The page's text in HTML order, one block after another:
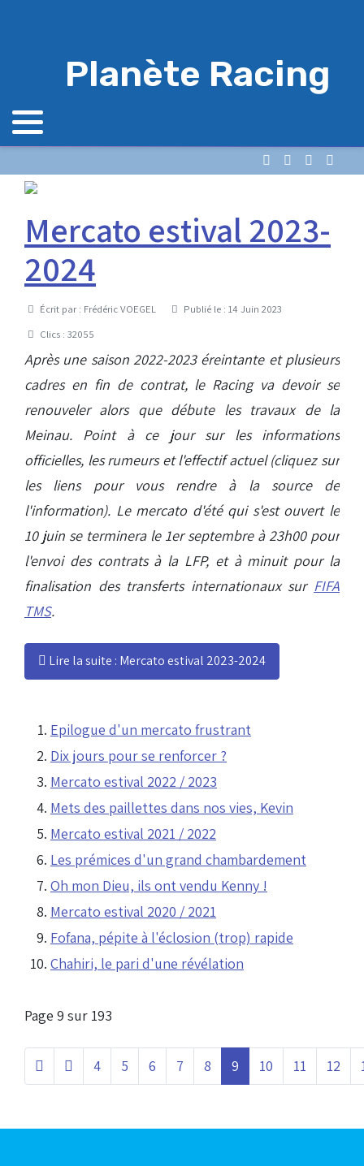
Planète Racing
Mercato estival 2023-
2024
DétailsÉcrit par : Frédéric VOEGEL
Publié le : 14 Juin 2023
Clics : 32055
Après une saison 2022-2023 éreintante et plusieurs
cadres en fin de contrat, le Racing va devoir se
renouveler alors que débute les travaux de la
Meinau. Point à ce jour sur les informations
officielles, les rumeurs et l'effectif actuel (cliquez sur
les liens pour vous rendre à la source de
l'information). Le mercato d'été qui s'est ouvert le
10 juin se terminera le 1er septembre à 23h00 pour
l'envoi des contrats à la LFP, et à minuit pour la
finalisation des transferts internationaux sur FIFA
TMS.
Lire la suite : Mercato estival 2023-2024
Epilogue d'un mercato frustrant
Dix jours pour se renforcer ?
Mercato estival 2022 / 2023
Mets des paillettes dans nos vies, Kevin
Mercato estival 2021 / 2022
Les prémices d'un grand chambardement
Oh mon Dieu, ils ont vendu Kenny !
Mercato estival 2020 / 2021
Fofana, pépite à l'éclosion (trop) rapide
Chahiri, le pari d'une révélation
Page 9 sur 193
4 5 6 7 8 9 10 11 12